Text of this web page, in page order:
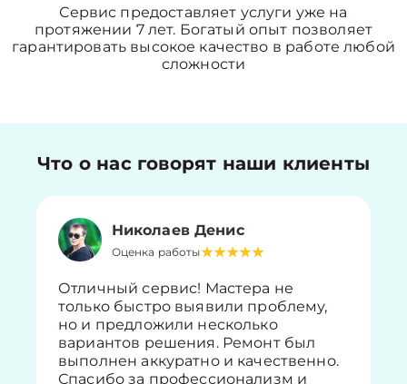
Сервис предоставляет услуги уже на
протяжении 7 лет. Богатый опыт позволяет
гарантировать высокое качество в работе любой
сложности
Что о нас говорят наши клиенты
Николаев Денис
Оценка работы
Отличный сервис! Мастера не
только быстро выявили проблему,
но и предложили несколько
вариантов решения. Ремонт был
выполнен аккуратно и качественно.
Спасибо за профессионализм и